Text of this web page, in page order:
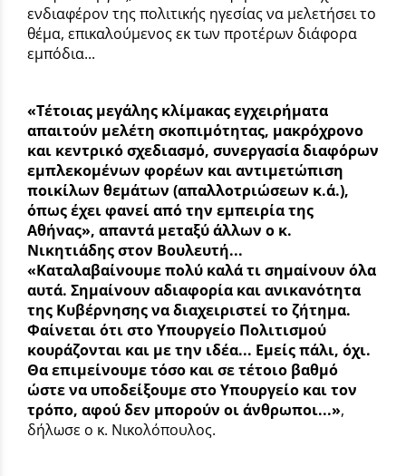
ενδιαφέρον της πολιτικής ηγεσίας να μελετήσει το
θέμα, επικαλούμενος εκ των προτέρων διάφορα
εμπόδια...
«Τέτοιας μεγάλης κλίμακας εγχειρήματα
απαιτούν μελέτη σκοπιμότητας, μακρόχρονο
και κεντρικό σχεδιασμό, συνεργασία διαφόρων
εμπλεκομένων φορέων και αντιμετώπιση
ποικίλων θεμάτων (απαλλοτριώσεων κ.ά.),
όπως έχει φανεί από την εμπειρία της
Αθήνας», απαντά μεταξύ άλλων ο κ.
Νικητιάδης στον Βουλευτή...
«Καταλαβαίνουμε πολύ καλά τι σημαίνουν όλα
αυτά. Σημαίνουν αδιαφορία και ανικανότητα
της Κυβέρνησης να διαχειριστεί το ζήτημα.
Φαίνεται ότι στο Υπουργείο Πολιτισμού
κουράζονται και με την ιδέα... Εμείς πάλι, όχι.
Θα επιμείνουμε τόσο και σε τέτοιο βαθμό
ώστε να υποδείξουμε στο Υπουργείο και τον
τρόπο, αφού δεν μπορούν οι άνθρωποι...»,
δήλωσε ο κ. Νικολόπουλος.